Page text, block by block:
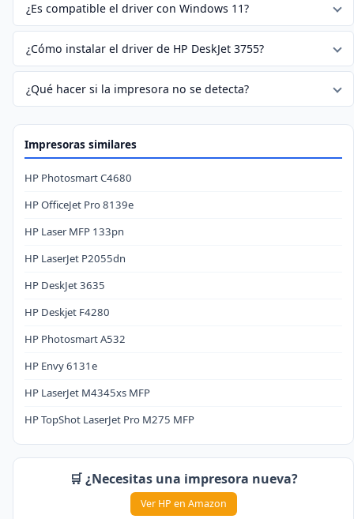
¿Es compatible el driver con Windows 11?
¿Cómo instalar el driver de HP DeskJet 3755?
¿Qué hacer si la impresora no se detecta?
Impresoras similares
HP Photosmart C4680
HP OfficeJet Pro 8139e
HP Laser MFP 133pn
HP LaserJet P2055dn
HP DeskJet 3635
HP Deskjet F4280
HP Photosmart A532
HP Envy 6131e
HP LaserJet M4345xs MFP
HP TopShot LaserJet Pro M275 MFP
🛒 ¿Necesitas una impresora nueva?
Ver HP en Amazon